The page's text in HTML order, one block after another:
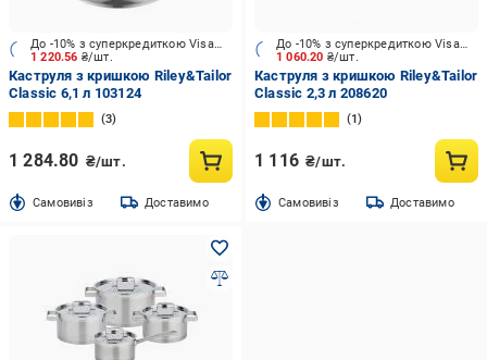
1 220.56 ₴/шт.
До -10% з суперкредиткою Visa Вигода
Каструля з кришкою Riley&Tailor
Classic 6,1 л 103124
3
1 284.80 ₴/шт.
Cамовивіз Доставимо
1 060.20 ₴/шт.
До -10% з суперкредиткою Visa Вигода
Каструля з кришкою Riley&Tailor
Classic 2,3 л 208620
1
1 116 ₴/шт.
Cамовивіз Доставимо